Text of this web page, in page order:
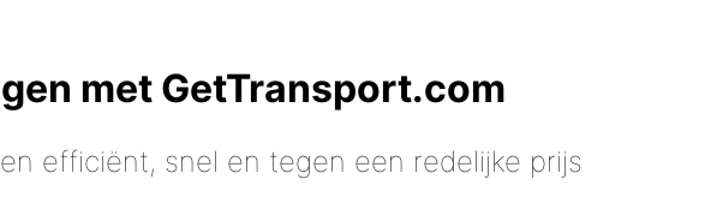
met GetTransport.com
efficiënt, snel en tegen een redelijke prijs